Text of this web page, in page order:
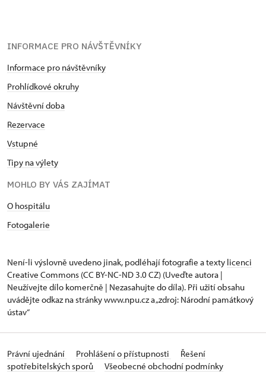
INFORMACE PRO NÁVŠTĚVNÍKY
Informace pro návštěvníky
Prohlídkové okruhy
Návštěvní doba
Rezervace
Vstupné
Tipy na výlety
MOHLO BY VÁS ZAJÍMAT
O hospitálu
Fotogalerie
Není-li výslovně uvedeno jinak, podléhají fotografie a texty licenci
Creative Commons (CC BY-NC-ND 3.0 CZ) (Uveďte autora |
Neužívejte dílo komerčně | Nezasahujte do díla). Při užití obsahu
uvádějte odkaz na stránky www.npu.cz a „zdroj: Národní památkový
ústav“
Právní ujednání Prohlášení o přístupnosti
Řešení
spotřebitelských sporů
Všeobecné obchodní podmínky